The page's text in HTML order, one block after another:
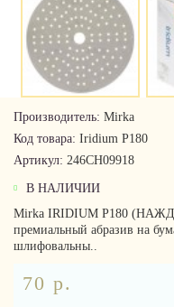
Производитель: Mirka
Код товара: Iridium P180
Артикул: 246CH09918
В НАЛИЧИИ
Mirka IRIDIUM P180
премиальный абразив на
шлифовальны..
70 р.